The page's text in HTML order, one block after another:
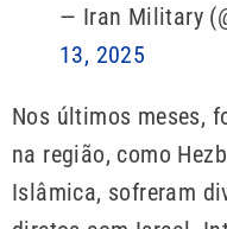
— Iran Military
13, 2025
Nos últimos meses,
na região, como
Islâmica, sofreram